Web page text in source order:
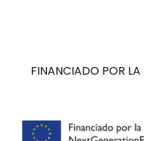
FINANCIADO POR